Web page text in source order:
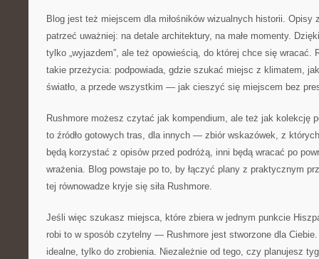
Blog jest też miejscem dla miłośników wizualnych historii. Opisy
patrzeć uważniej: na detale architektury, na małe momenty.
tylko „wyjazdem”, ale też opowieścią, do której chce się wracać.
takie przeżycia: podpowiada, gdzie szukać miejsc z klimatem,
światło, a przede wszystkim — jak cieszyć się miejscem bez
Rushmore możesz czytać jak kompendium, ale też jak kolekcję
to źródło gotowych tras, dla innych — zbiór wskazówek, z których
będą korzystać z opisów przed podróżą, inni będą wracać po
wrażenia. Blog powstaje po to, by łączyć plany z praktycznym
tej równowadze kryje się siła Rushmore.
Jeśli więc szukasz miejsca, które zbiera w jednym punkcie
robi to w sposób czytelny — Rushmore jest stworzone dla
idealne, tylko do zrobienia. Niezależnie od tego, czy planujesz